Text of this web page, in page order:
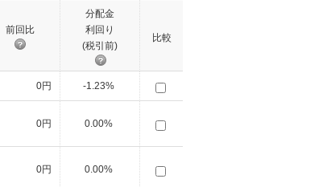
前回比
分配金
利回り
(税引前)
比較
0円 -1.23%
0円 0.00%
0円 0.00%